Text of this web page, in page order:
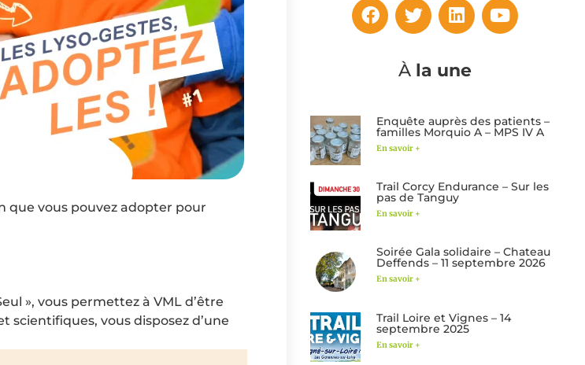
que vous pouvez adopter pour
», vous permettez à VML d’être
vous disposez d’une
À la une
Enquête auprès des patients –
familles Morquio A – MPS IV A
En savoir +
Trail Corcy Endurance – Sur les
pas de Tanguy
En savoir +
Soirée Gala solidaire – Chateau
Deffends – 11 septembre 2026
En savoir +
Trail Loire et Vignes – 14
septembre 2025
En savoir +